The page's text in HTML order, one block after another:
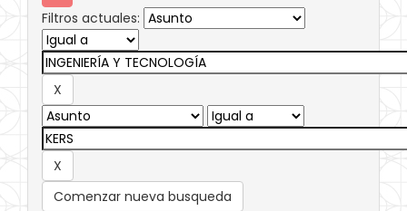
Filtros actuales:
Comenzar nueva busqueda